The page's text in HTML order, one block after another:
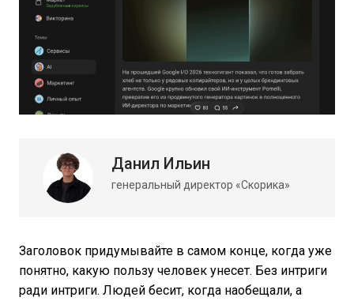
Данил Ильин
генеральный директор «Скорика»
Заголовок придумывайте в самом конце, когда уже
понятно, какую пользу человек унесет. Без интриги
ради интриги. Людей бесит, когда наобещали, а